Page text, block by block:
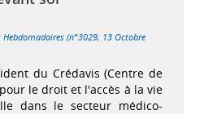
Hebdomadaires (n°3029, 13 Octobre
du Crédavis (Centre de
le droit et l'accès à la vie
dans le secteur médico-